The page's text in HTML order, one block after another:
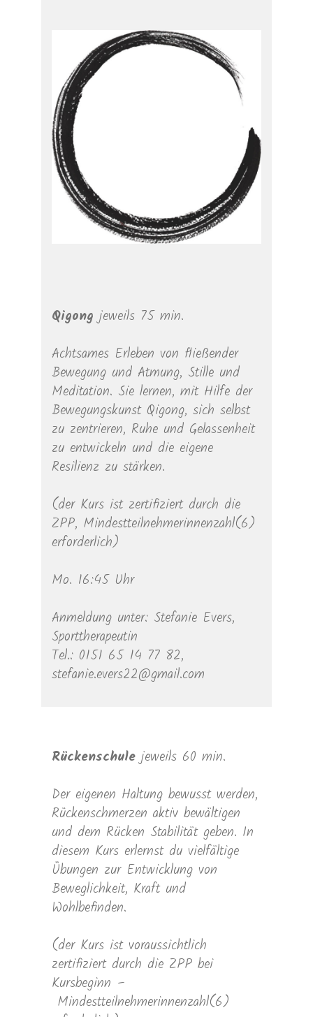
Qigongjeweils 75 min.
Achtsames Erleben von fließender
Bewegung und Atmung, Stille und
Meditation. Sie lernen, mit Hilfe der
Bewegungskunst Qigong, sich selbst
zu zentrieren, Ruhe und Gelassenheit
zu entwickeln und die eigene
Resilienz zu stärken.
(der Kurs ist zertifiziert durch die
ZPP, Mindestteilnehmerinnenzahl(6)
erforderlich)
Mo. 16:45 Uhr
Anmeldung unter: Stefanie Evers,
Sporttherapeutin
Tel.: 0151 65 14 77 82,
stefanie.evers22@gmail.com
Rückenschulejeweils 60 min.
Der eigenen Haltung bewusst werden,
Rückenschmerzen aktiv bewältigen
und dem Rücken Stabilität geben. In
diesem Kurs erlernst du vielfältige
Übungen zur Entwicklung von
Beweglichkeit, Kraft und
Wohlbefinden.
(der Kurs ist voraussichtlich
zertifiziert durch die ZPP bei
Kursbeginn –
Mindestteilnehmerinnenzahl(6)